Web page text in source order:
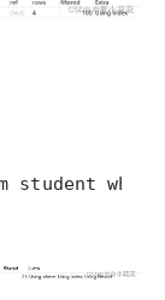
student